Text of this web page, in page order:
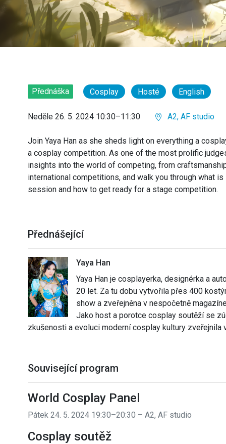
Přednáška Cosplay Hosté English
Neděle 26. 5. 2024 10:30–11:30 A2, AF studio
Join Yaya Han as she sheds light on everything a
a cosplay competition. As one of the most prolific
insights into the world of competing, from
international competitions, and walk you through what
session and how to get ready for a stage competition.
Přednášející
Yaya Han
Yaya Han je cosplayerka, designérka a
20 let. Za tu dobu vytvořila přes 400
show a zveřejněna v nespočetně
Jako host a porotce cosplay soutěží se
zkušenosti a evoluci moderní cosplay kultury zveřejnila
Související program
World Cosplay Panel
Pátek 24. 5. 2024 19:30–20:30 – A2, AF studio
Cosplay soutěž